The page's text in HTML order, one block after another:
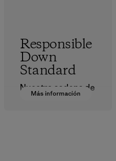
Más información
Responsible
Down
Standard
Nuestra cadena de